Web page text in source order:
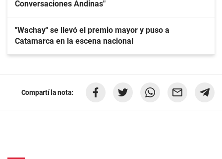
Conversaciones Andinas"
"Wachay" se llevó el premio mayor y puso a
Catamarca en la escena nacional
Compartí la nota: